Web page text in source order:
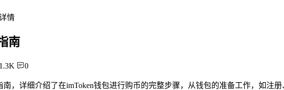
情
南
0
南，详细介绍了在imToken钱包进行购币的完整步骤，从钱包的准备工作，如注